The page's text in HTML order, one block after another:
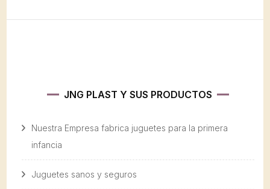
JNG PLAST Y SUS PRODUCTOS
Nuestra Empresa fabrica juguetes para la primera
infancia
Juguetes sanos y seguros